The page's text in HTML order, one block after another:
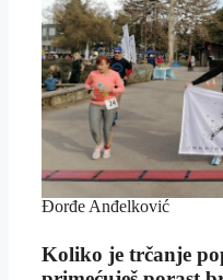
Đorđe Anđelković
Koliko je trčanje